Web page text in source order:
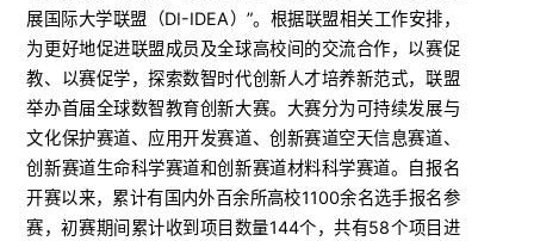
展国际大学联盟（DI-IDEA）”。根据联盟相关工作安排，
为更好地促进联盟成员及全球高校间的交流合作，以赛促
教、以赛促学，探索数智时代创新人才培养新范式，联盟
举办首届全球数智教育创新大赛。大赛分为可持续发展与
文化保护赛道、应用开发赛道、创新赛道空天信息赛道、
创新赛道生命科学赛道和创新赛道材料科学赛道。自报名
开赛以来，累计有国内外百余所高校1100余名选手报名参
赛，初赛期间累计收到项目数量144个，共有58个项目进